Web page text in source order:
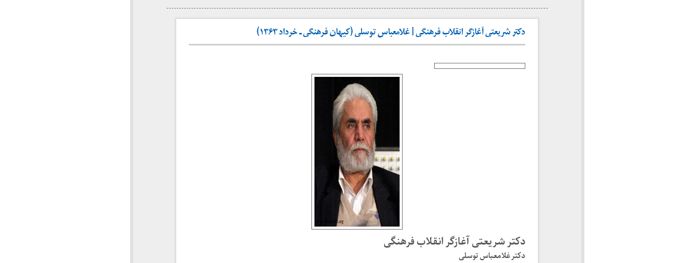
دکتر شریعتی آغازگر انقلاب فرهنگی | غلامعباس توسلی (کیهان فرهنگی ـ خرداد ۱۳۶۳)
دکتر شریعتی آغازگر انقلاب فرهنگی
دکتر غلامعباس توسلی